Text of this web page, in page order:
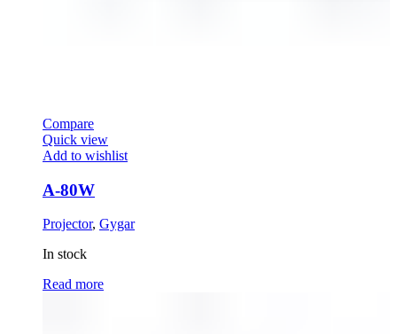
Compare
Quick view
Add to wishlist
A-80W
Projector, Gygar
In stock
Read more